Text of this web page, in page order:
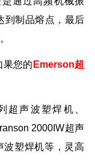
到制品熔点，最后
果您的 Emerson超
超声波塑焊机、
2000IW超声
波塑焊机等，灵高